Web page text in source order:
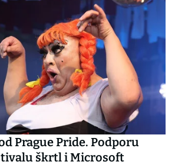
Prague Pride. Podporu
škrtl i Microsoft